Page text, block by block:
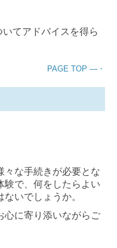
てアドバイスを得ら
PAGE TOP ―・
々な手続きが必要とな
験で、何をしたらよい
いでしょうか。
心に寄り添いながらご